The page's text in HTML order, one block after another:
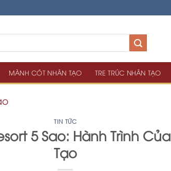
MÀNH CÓT NHÂN TẠO TRE TRÚC NHÂN TẠO
TIN TỨC
5 Sao: Hành Trình
Tạo